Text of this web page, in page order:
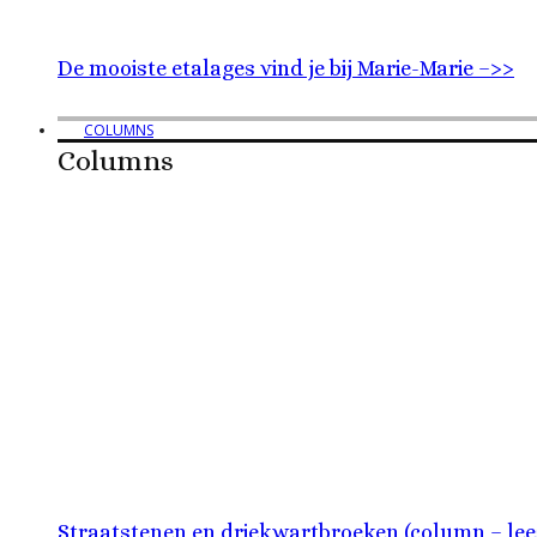
De mooiste etalages vind je bij Marie-Marie –>>
COLUMNS
Columns
Straatstenen en driekwartbroeken (column –